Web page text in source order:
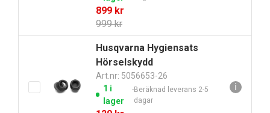
999kr
Det
ursprungliga
priset
var:
999 kr.
899 kr
Det
nuvarande
priset
är:
899 kr.
Husqvarna Hygiensats
Hörselskydd
Art.nr: 5056653-26
1 i
lager
Beräknad leverans 2-5
dagar
ℹ